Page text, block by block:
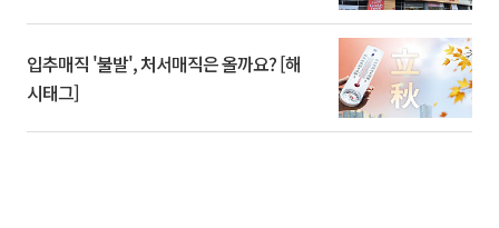
입추매직 '불발', 처서매직은 올까요? [해
시태그]